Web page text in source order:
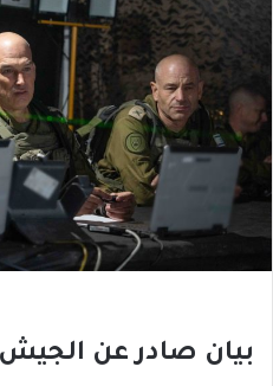
بيان صادر عن الجيش